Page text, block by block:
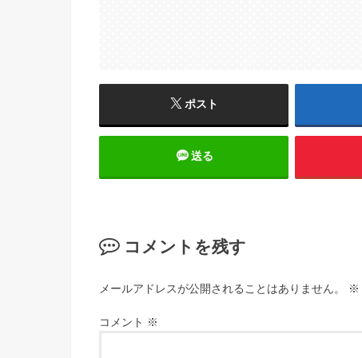
ポスト
送る
コメントを残す
メールアドレスが公開されることはありません。 ※
コメント ※